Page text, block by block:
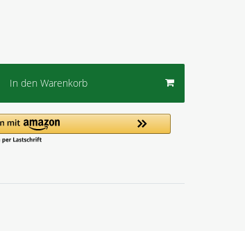
In den Warenkorb